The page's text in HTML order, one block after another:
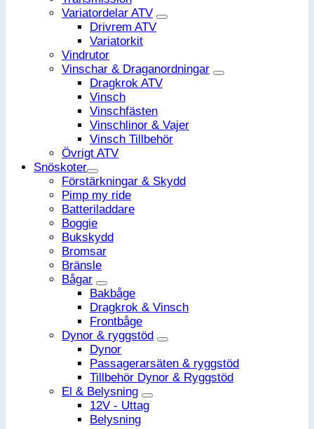
Variatordelar ATV
Drivrem ATV
Variatorkit
Vindrutor
Vinschar & Draganordningar
Dragkrok ATV
Vinsch
Vinschfästen
Vinschlinor & Vajer
Vinsch Tillbehör
Övrigt ATV
Snöskoter
Förstärkningar & Skydd
Pimp my ride
Batteriladdare
Boggie
Bukskydd
Bromsar
Bränsle
Bågar
Bakbåge
Dragkrok & Vinsch
Frontbåge
Dynor & ryggstöd
Dynor
Passagerarsäten & ryggstöd
Tillbehör Dynor & Ryggstöd
El & Belysning
12V - Uttag
Belysning